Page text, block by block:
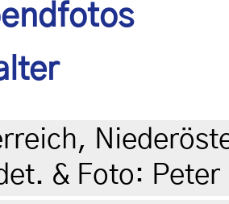
& Foto: